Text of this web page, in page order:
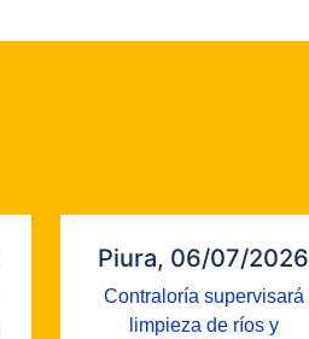
Piura, 06/07/2026
Contraloría supervisará
limpieza de ríos y